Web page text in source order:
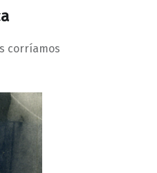
corríamos